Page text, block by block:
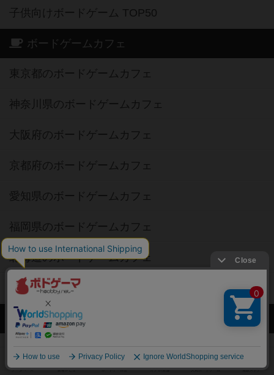
子供向けボードゲーム TOP50
ボードゲームカフェ
東京都のボードゲームカフェ
神奈川県のボードゲームカフェ
大阪府のボードゲームカフェ
京都府のボードゲームカフェ
愛知県のボードゲームカフェ
福岡県のボードゲームカフェ
北海道のボードゲームカフェ
オーナー・店長の方へ
運営者情報